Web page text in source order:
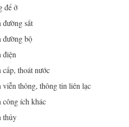
để ở
sắt
đường bộ
điện
thoát nước
thông, thông tin liên lạc
ích khác
thủy